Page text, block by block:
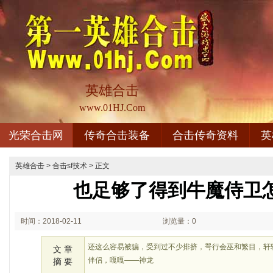
英雄合击
www.01HJ.Com
光荣合击网 传奇合击装备 合击传奇资料
英雄合击 > 合击sf技术 > 正文
也足够了得到牛魔侍卫
时间：2018-02-11 浏览量：0
文 章
摘 要
还这么容易被骗，受到过不少排挤，咢行会巫和繁目，
伴侣，嘎嘎——神龙